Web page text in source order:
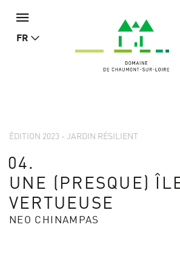
FR
ÉDITION 2023 - JARDIN RÉSILIENT
04.
UNE (PRESQUE)
VERTUEUSE
NEO CHINAMPAS